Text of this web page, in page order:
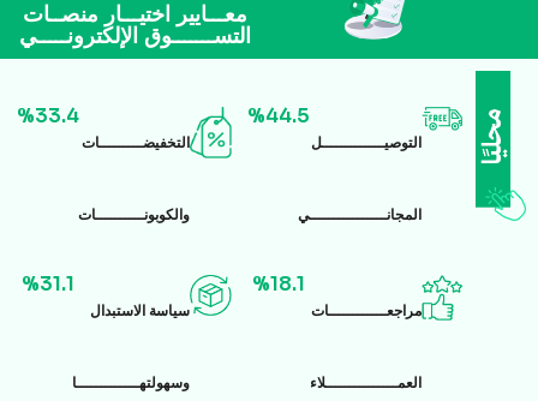
معـــايير اختيـــار منصــات
التســـــــوق الإلكترونـــــي
التوصيـــــــــــــل
المجانــــــــــــــــي
%44.5
التخفيضـــــــــات
والكوبونــــــــــات
%33.4
مراجعــــــــــــات
العمـــــــــــــــلاء
%18.1
سياسة الاستبدال
وسهولتهـــــــــــــا
%31.1